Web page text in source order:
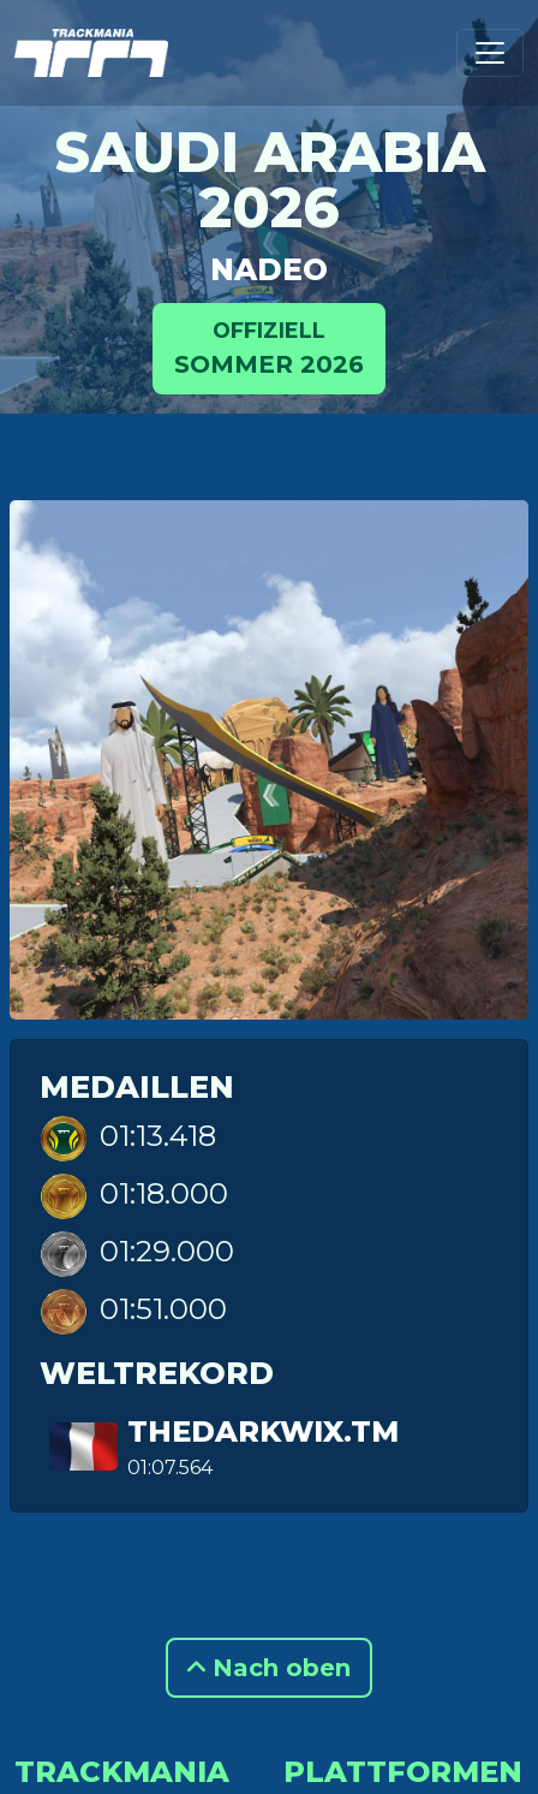
SAUDI ARABIA
2026
NADEO
OFFIZIELL
SOMMER 2026
MEDAILLEN
01:13.418
01:18.000
01:29.000
01:51.000
WELTREKORD
THEDARKWIX.TM
01:07.564
Nach oben
TRACKMANIA PLATTFORMEN